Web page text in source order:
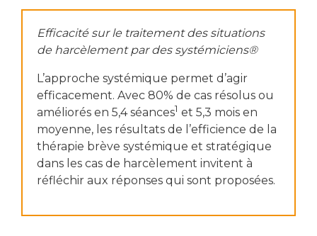
Efficacité sur le traitement des situations
de harcèlement par des systémiciens®
L’approche systémique permet d’agir
efficacement. Avec 80% de cas résolus ou
améliorés en 5,4 séances1 et 5,3 mois en
moyenne, les résultats de l’efficience de la
thérapie brève systémique et stratégique
dans les cas de harcèlement invitent à
réfléchir aux réponses qui sont proposées.